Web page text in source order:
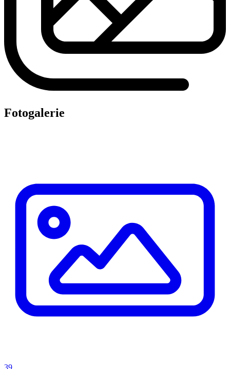
Fotogalerie
39